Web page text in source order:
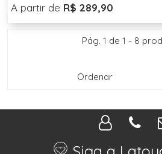
A partir de R$ 289,90
Pág. 1 de 1 - 8